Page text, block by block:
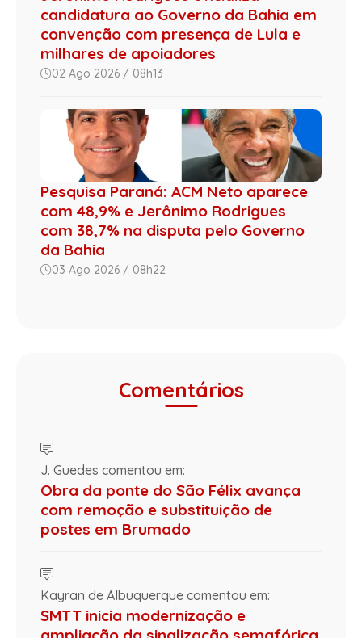
candidatura ao Governo da Bahia em
convenção com presença de Lula e
milhares de apoiadores
02 Ago 2026 / 08h13
Pesquisa Paraná: ACM Neto aparece
com 48,9% e Jerônimo Rodrigues
com 38,7% na disputa pelo Governo
da Bahia
03 Ago 2026 / 08h22
Comentários
J. Guedes comentou em:
Obra da ponte do São Félix avança
com remoção e substituição de
postes em Brumado
Kayran de Albuquerque comentou em:
SMTT inicia modernização e